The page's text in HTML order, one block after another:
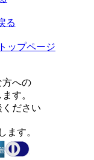
る
ップページ
方への
す。
ださい
ます。